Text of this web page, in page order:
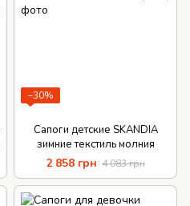
−30%
Сапоги детские SKANDIA
зимние текстиль молния
2 858 грн 4 083 грн